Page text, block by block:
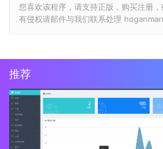
您喜欢该程序，请支持正版，购买注册
有侵权请邮件与我们联系处理
推荐